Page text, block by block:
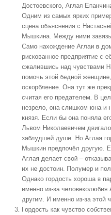
Достоевского, Аглая
Одним из самых ярких
сцена объяснения с
Мышкина. Между ними
Само нахождение Аглаи в
рискованное предприятие с
сжалившись над чувствами
помочь этой бедной
оскорбление. Она тут же
считая его предателем. В
незрело, она слишком юна и
князя. Если бы она поняла
Львом Николаевичем
заблудшей душе. Но Аглая
Мышкин предпочёл другую.
Аглая делает свой –
их не достоин. Полумер и
Однако гордость хороша в
именно из-за человеколюбия
другим. И именно из-за этой
Гордость как чувство